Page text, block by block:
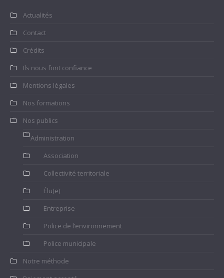
Actualités
Contact
Crédits
Ils nous font confiance
Mentions légales
Nos formations
Nos publics
Administration
Association
Collectivité territoriale
Élu(e)
Entreprise
Police de l’environnement
Police municipale
Notre méthode